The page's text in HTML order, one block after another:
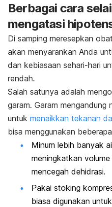
Berbagai cara
mengatasi
Di samping meresepkan
akan menyarankan Anda
dan kebiasaan sehari-hari
rendah.
Salah satunya adalah
garam. Garam mengandung
untuk menaikkan tekanan
bisa menggunakan
Minum lebih banyak
meningkatkan
mencegah dehidrasi.
Pakai stoking
biasa digunakan